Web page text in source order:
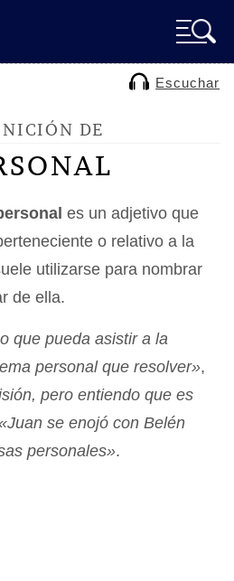
Escuchar
DE
es un adjetivo que
o relativo a la
utilizarse para nombrar
de ella.
que pueda asistir a la
personal que resolver»,
pero entiendo que es
se enojó con Belén
personales».